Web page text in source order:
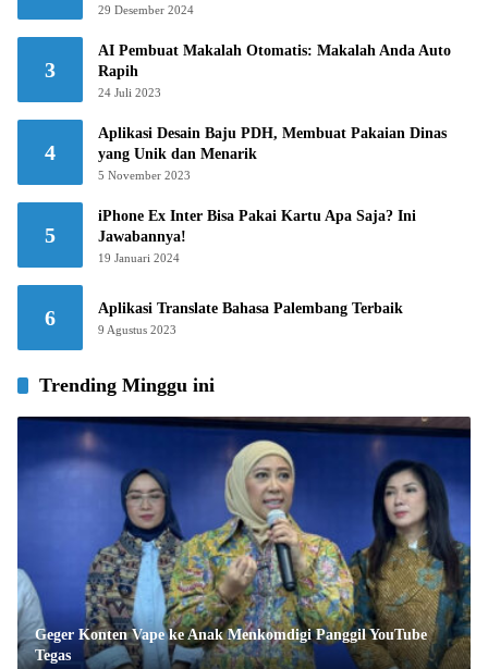
29 Desember 2024
3
AI Pembuat Makalah Otomatis: Makalah Anda Auto
Rapih
24 Juli 2023
4
Aplikasi Desain Baju PDH, Membuat Pakaian Dinas
yang Unik dan Menarik
5 November 2023
5
iPhone Ex Inter Bisa Pakai Kartu Apa Saja? Ini
Jawabannya!
19 Januari 2024
6 Aplikasi Translate Bahasa Palembang Terbaik
9 Agustus 2023
Trending Minggu ini
Geger Konten Vape ke Anak Menkomdigi Panggil YouTube
Tegas